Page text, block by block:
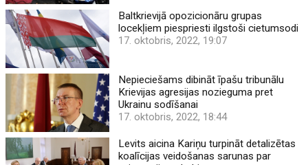
Baltkrievijā opozicionāru grupas
locekļiem piespriesti ilgstoši cietumsodi
17. oktobris, 2022, 19:07
Nepieciešams dibināt īpašu tribunālu
Krievijas agresijas nozieguma pret
Ukrainu sodīšanai
17. oktobris, 2022, 18:44
Levits aicina Kariņu turpināt detalizētas
koalīcijas veidošanas sarunas par